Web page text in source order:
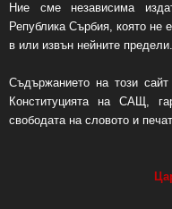
Ние сме независима
Република Сърбия, която не
в или извън нейните предели.
Съдържанието на този
Конституцията на САЩ,
свободата на словото и